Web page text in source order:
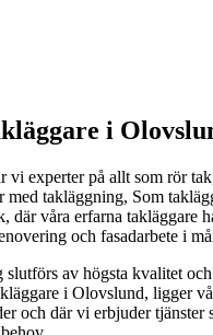
i
vi experter på allt som rör
med takläggning, Som
där våra erfarna takläggare
och fasadarbete i
slutförs av högsta kvalitet
i Olovslund, ligger
och där vi erbjuder tjänster